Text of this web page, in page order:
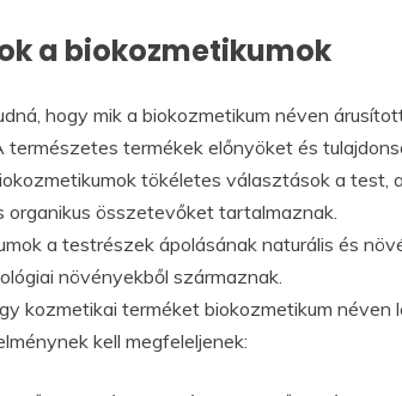
a biokozmetikumok
hogy mik a biokozmetikum néven
természetes termékek előnyöket és
tökéletes választások a test,
organikus összetevőket tartalmaznak.
a testrészek ápolásának naturális és
növényekből származnak.
kozmetikai terméket biokozmetikum néven
kell megfeleljenek: